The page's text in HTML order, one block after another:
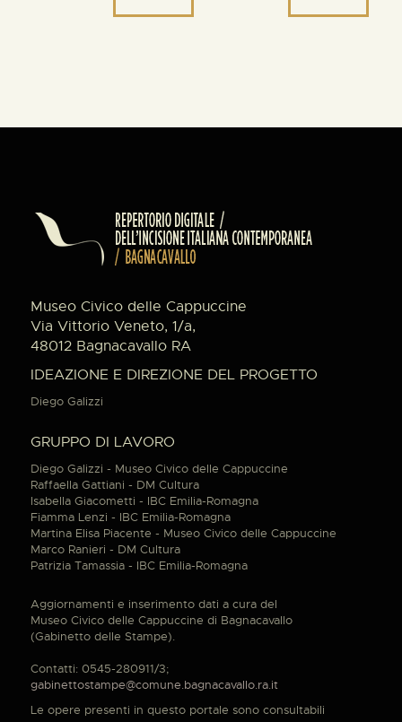
Museo Civico delle Cappuccine
Via Vittorio Veneto, 1/a,
48012 Bagnacavallo RA
IDEAZIONE E DIREZIONE DEL PROGETTO
Diego Galizzi
GRUPPO DI LAVORO
Diego Galizzi - Museo Civico delle Cappuccine
Raffaella Gattiani - DM Cultura
Isabella Giacometti - IBC Emilia-Romagna
Fiamma Lenzi - IBC Emilia-Romagna
Martina Elisa Piacente - Museo Civico delle Cappuccine
Marco Ranieri - DM Cultura
Patrizia Tamassia - IBC Emilia-Romagna
Aggiornamenti e inserimento dati a cura del
Museo Civico delle Cappuccine di Bagnacavallo
(Gabinetto delle Stampe).
Contatti: 0545-280911/3;
gabinettostampe@comune.bagnacavallo.ra.it
Le opere presenti in questo portale sono consultabili